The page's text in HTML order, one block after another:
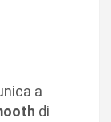
a
di